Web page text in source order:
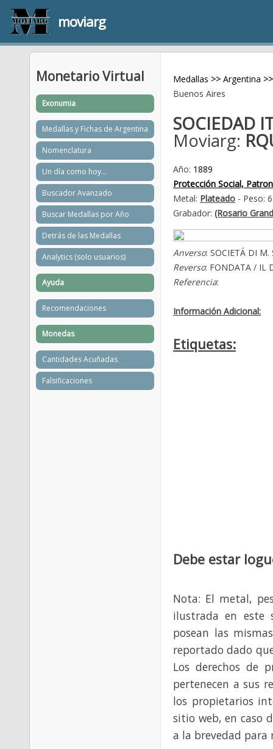
moviarg
Medallas >> Argentina >>
Buenos Aires
SOCIEDAD
Moviarg:
Año: 1889
Protección Social,
Metal: Plateado - Peso:
Grabador: (Rosario
Anverso: SOCIETÁ DI M.
Reverso: FONDATA / IL
Referencia:
Información Adicional:
Etiquetas:
Debe estar
Nota: El metal,
ilustrada en este
posean las
reportado dado
Los derechos de
pertenecen a sus
los propietarios
sitio web, en caso
a la brevedad para
Monetario Virtual
Exonumia
Medallas y Fichas de Argentina
Nomenclatura
Un día como hoy...
Buscador Avanzado
Buscar Medallas por Año
Detrás de las Medallas
Analytics (solo usuarios)
Ayuda
Recomendaciones
Monedas
Cantidades Acuñadas
Falsificaciones